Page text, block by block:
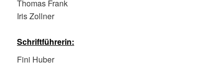
Thomas Frank
Iris Zollner
Schriftführerin:
Fini Huber